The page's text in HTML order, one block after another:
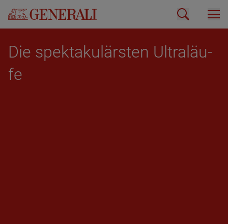
Die spek­ta­ku­lärs­ten Ul­tra­läu­
fe